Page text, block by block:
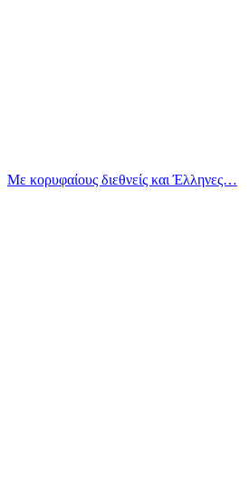
Με κορυφαίους διεθνείς και Έλληνες…